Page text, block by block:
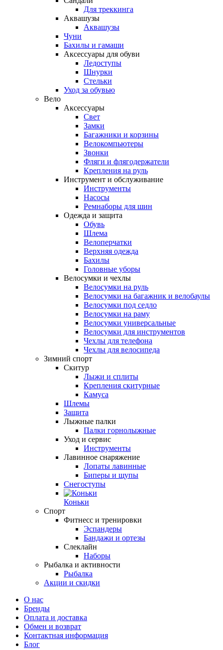
Для треккинга
Аквашузы
Аквашузы
Чуни
Бахилы и гамаши
Аксессуары для обуви
Ледоступы
Шнурки
Стельки
Уход за обувью
Вело
Аксессуары
Свет
Замки
Багажники и корзины
Велокомпьютеры
Звонки
Фляги и флягодержатели
Крепления на руль
Инструмент и обслуживание
Инструменты
Насосы
Ремнаборы для шин
Одежда и защита
Обувь
Шлема
Велоперчатки
Верхняя одежда
Бахилы
Головные уборы
Велосумки и чехлы
Велосумки на руль
Велосумки на багажник и велобаулы
Велосумки под седло
Велосумки на раму
Велосумки универсальные
Велосумки для инструментов
Чехлы для телефона
Чехлы для велосипеда
Зимний спорт
Скитур
Лыжи и сплиты
Крепления скитурные
Камуса
Шлемы
Защита
Лыжные палки
Палки горнолыжные
Уход и сервис
Инструменты
Лавинное снаряжение
Лопаты лавинные
Биперы и щупы
Снегоступы
Коньки
Спорт
Фитнесс и тренировки
Эспандеры
Бандажи и ортезы
Слеклайн
Наборы
Рыбалка и активности
Рыбалка
Акции и скидки
О нас
Бренды
Оплата и доставка
Обмен и возврат
Контактная информация
Блог